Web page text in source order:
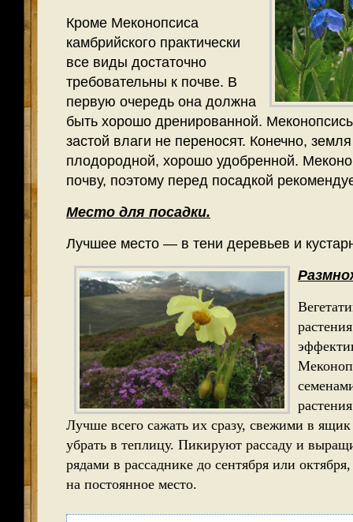
Кроме Меконопсиса
камбрийского практически
все виды достаточно
требовательны к почве. В
первую очередь она должна
быть хорошо дренированной.
застой влаги не переносят. Конечно,
плодородной, хорошо удобренной.
почву, поэтому перед посадкой
Место для посадки.
Лучшее место — в тени деревьев и
Лучше всего сажать их сразу, свежими в
убрать в теплицу. Пикируют рассаду и
рядами в рассаднике до сентября или
на постоянное место.